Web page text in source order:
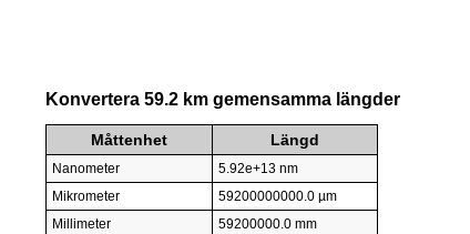
Konvertera 59.2 km gemensamma längder
Måttenhet Längd
Nanometer
5.92e+13 nm
Mikrometer
59200000000.0 µm
Millimeter
59200000.0 mm